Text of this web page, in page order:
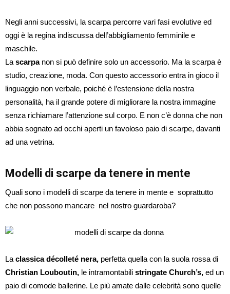
Negli anni successivi, la scarpa percorre vari fasi evolutive ed
oggi è la regina indiscussa dell’abbigliamento femminile e
maschile.
La scarpanon si può definire solo un accessorio. Ma la scarpa è
studio, creazione, moda. Con questo accessorio entra in gioco il
linguaggio non verbale, poiché è l’estensione della nostra
personalità, ha il grande potere di migliorare la nostra immagine
senza richiamare l’attenzione sul corpo. E non c’è donna che non
abbia sognato ad occhi aperti un favoloso paio di scarpe, davanti
ad una vetrina.
Modelli di scarpe da tenere in mente
Quali sono i modelli di scarpe da tenere in mente e soprattutto
che non possono mancare nel nostro guardaroba?
La classica décolleté nera, perfetta quella con la suola rossa di
Christian Louboutin, le intramontabili stringate Church’s, ed un
paio di comode ballerine. Le più amate dalle celebrità sono quelle